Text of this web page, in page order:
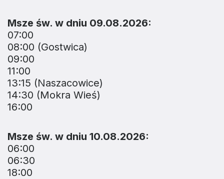
Msze św. w dniu 09.08.2026:
07:00
08:00 (Gostwica)
09:00
11:00
13:15 (Naszacowice)
14:30 (Mokra Wieś)
16:00
Msze św. w dniu 10.08.2026:
06:00
06:30
18:00